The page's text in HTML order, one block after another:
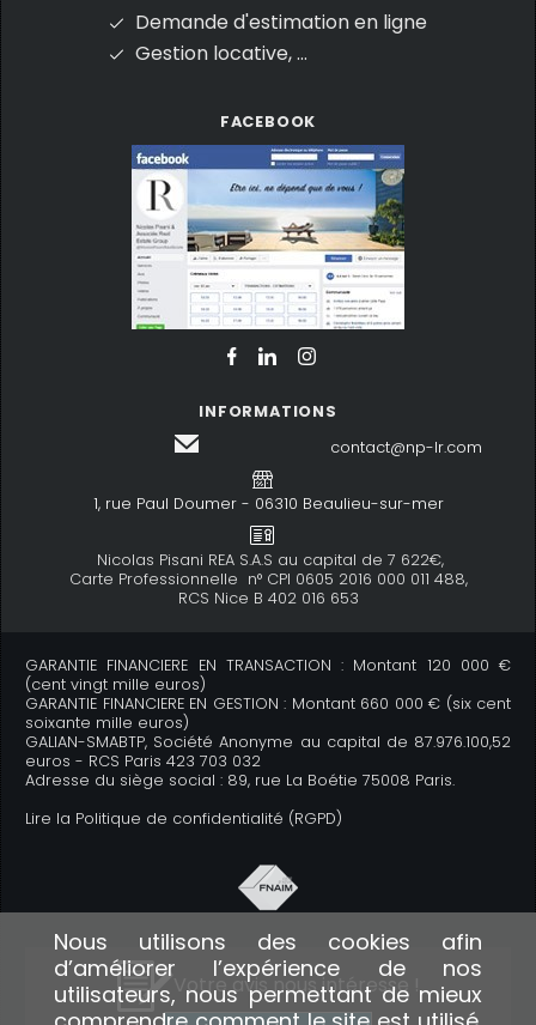
Demande d'estimation en ligne
Gestion locative, ...
FACEBOOK
INFORMATIONS
contact@np-lr.com
1, rue Paul Doumer - 06310 Beaulieu-sur-mer
Nicolas Pisani REA S.A.S au capital de 7 622€,
Carte Professionnelle n° CPI 0605 2016 000 011 488,
RCS Nice B 402 016 653
GARANTIE FINANCIERE EN TRANSACTION : Montant 120 000 €
(cent vingt mille euros)
GARANTIE FINANCIERE EN GESTION : Montant 660 000 € (six cent
soixante mille euros)
GALIAN-SMABTP, Société Anonyme au capital de 87.976.100,52
euros - RCS Paris 423 703 032
Adresse du siège social : 89, rue La Boétie 75008 Paris.
Lire la Politique de confidentialité (RGPD)
Votre avis nous intéresse !
Nous utilisons des cookies afin
d’améliorer l’expérience de nos
utilisateurs, nous permettant de mieux